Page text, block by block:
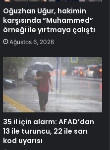
Oğuzhan Uğur, hakimin
karşısında “Muhammed”
örneği ile yırtmaya çalıştı
Ağustos 6, 2026
35 il için alarm: AFAD’dan
13 ile turuncu, 22 ile sarı
kod uyarısı